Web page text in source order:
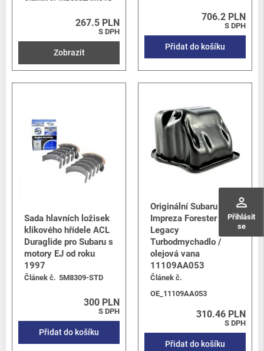
perm_identity
Přihlásit
se
267.5 PLN
S DPH
Zobrazit
706.2 PLN
S DPH
Přidat do košíku
Sada hlavních ložisek
klikového hřídele ACL
Duraglide pro Subaru s
motory EJ od roku
1997
Článek č. 5M8309-STD
300 PLN
S DPH
Přidat do košíku
Originální Subaru
Impreza Forester &
Legacy
Turbodmychadlo /
olejová vana
11109AA053
Článek č.
OE_11109AA053
310.46 PLN
S DPH
Přidat do košíku